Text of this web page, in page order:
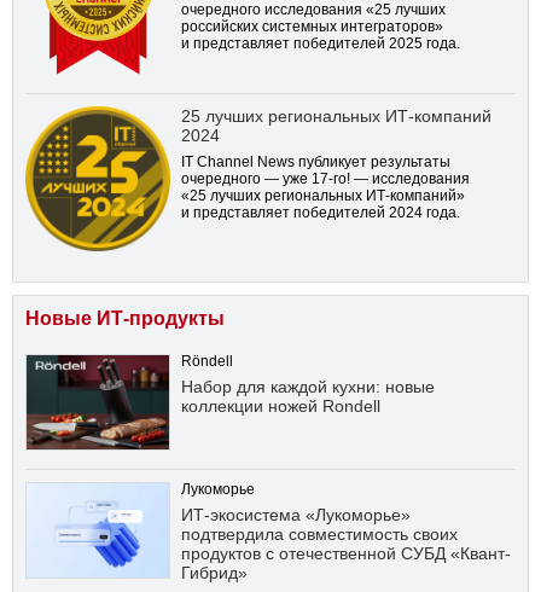
очередного исследования «25 лучших
российских системных интеграторов»
и представляет победителей 2025 года.
25 лучших региональных ИТ-компаний
2024
IT Channel News публикует результаты
очередного — уже 17-го! — исследования
«25 лучших региональных ИТ-компаний»
и представляет победителей 2024 года.
Новые ИТ-продукты
Röndell
Набор для каждой кухни: новые
коллекции ножей Rondell
Лукоморье
ИТ-экосистема «Лукоморье»
подтвердила совместимость своих
продуктов с отечественной СУБД «Квант-
Гибрид»